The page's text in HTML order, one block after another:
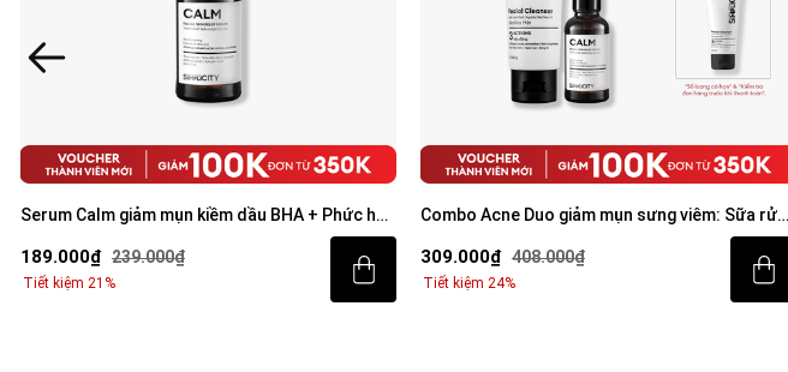
Serum Calm giảm mụn kiềm dầu BHA + Phức hợp
189.000₫ 239.000₫
Tiết kiệm 21%
Combo Acne Duo giảm mụn sưng viêm: Sữa rửa
309.000₫ 408.000₫
Tiết kiệm 24%